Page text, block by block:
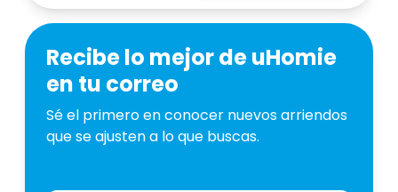
Recibe lo mejor de uHomie
en tu correo
Sé el primero en conocer nuevos arriendos
que se ajusten a lo que buscas.